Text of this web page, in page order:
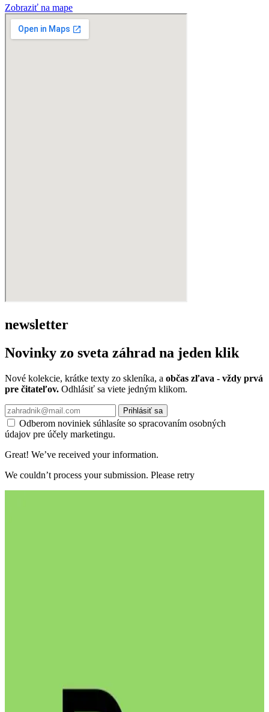
Zobraziť na mape
newsletter
Novinky zo sveta záhrad na jeden klik
Nové kolekcie, krátke texty zo skleníka, a občas zľava - vždy prvá
pre čitateľov. Odhlásiť sa viete jedným klikom.
Prihlásiť sa
Odberom noviniek súhlasíte so spracovaním osobných
údajov pre účely marketingu.
Great! We’ve received your information.
We couldn’t process your submission. Please retry